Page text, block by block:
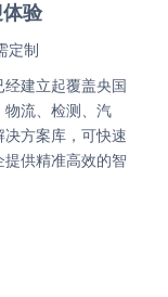
体验
定制
物流、检测、汽
方案库，可快速
供精准高效的智